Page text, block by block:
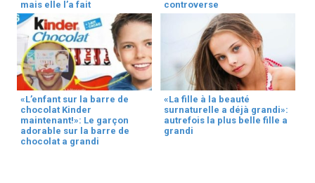
mais elle l’a fait
controverse
«L’enfant sur la barre de
chocolat Kinder
maintenant!»: Le garçon
adorable sur la barre de
chocolat a grandi
«La fille à la beauté
surnaturelle a déjà grandi»:
autrefois la plus belle fille a
grandi